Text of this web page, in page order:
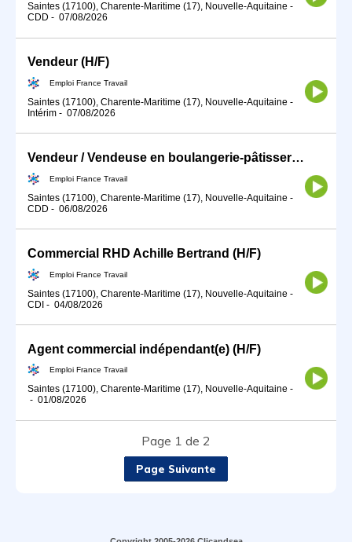
Saintes (17100), Charente-Maritime (17), Nouvelle-Aquitaine -
CDD - 07/08/2026
Vendeur (H/F)
Emploi France Travail
Saintes (17100), Charente-Maritime (17), Nouvelle-Aquitaine -
Intérim - 07/08/2026
Vendeur / Vendeuse en boulangerie-pâtisserie (H/F)
Emploi France Travail
Saintes (17100), Charente-Maritime (17), Nouvelle-Aquitaine -
CDD - 06/08/2026
Commercial RHD Achille Bertrand (H/F)
Emploi France Travail
Saintes (17100), Charente-Maritime (17), Nouvelle-Aquitaine -
CDI - 04/08/2026
Agent commercial indépendant(e) (H/F)
Emploi France Travail
Saintes (17100), Charente-Maritime (17), Nouvelle-Aquitaine -
- 01/08/2026
Page 1 de 2
Page Suivante